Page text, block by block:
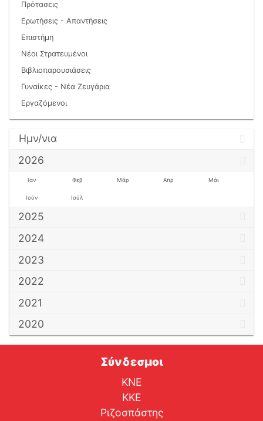
Πρότασεις
Ερωτήσεις - Απαντήσεις
Επιστήμη
Νέοι Στρατευμένοι
Βιβλιοπαρουσιάσεις
Γυναίκες - Νέα Ζευγάρια
Εργαζόμενοι
Ημν/νια
2026
Ιαν Φεβ Μάρ Απρ Μάι
Ιούν Ιούλ
2025
2024
2023
2022
2021
2020
Σύνδεσμοι
ΚΝΕ
ΚΚΕ
Ριζοσπάστης